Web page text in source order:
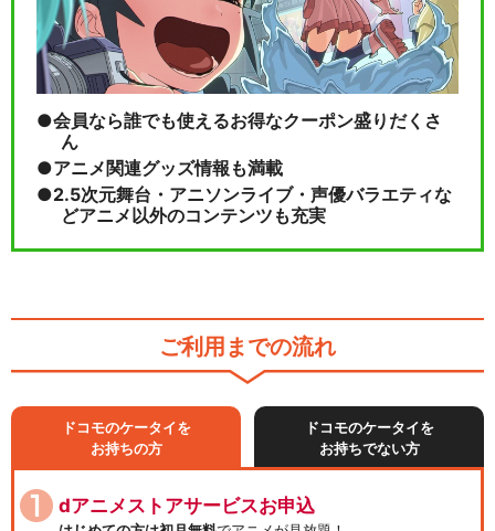
会員なら誰でも使えるお得なクーポン盛りだくさ
ん
アニメ関連グッズ情報も満載
2.5次元舞台・アニソンライブ・声優バラエティな
どアニメ以外のコンテンツも充実
ご利用までの流れ
ドコモのケータイを
お持ちの方
ドコモのケータイを
お持ちでない方
dアニメストアサービスお申込